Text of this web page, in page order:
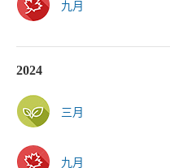
九月
2024
三月
九月